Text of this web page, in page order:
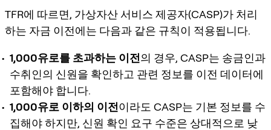
TFR에 따르면, 가상자산 서비스 제공자(CASP)가 처리
하는 자금 이전에는 다음과 같은 규칙이 적용됩니다.
1,000유로를 초과하는 이전의 경우, CASP는 송금인과
수취인의 신원을 확인하고 관련 정보를 이전 데이터에
포함해야 합니다.
1,000유로 이하의 이전이라도 CASP는 기본 정보를 수
집해야 하지만, 신원 확인 요구 수준은 상대적으로 낮